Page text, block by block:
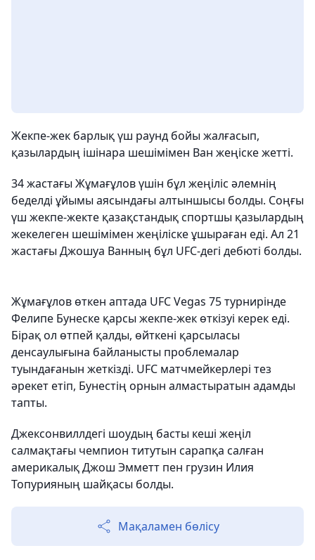
Жекпе-жек барлық үш раунд бойы жалғасып,
қазылардың ішінара шешімімен Ван жеңіске жетті.
34 жастағы Жұмағұлов үшін бұл жеңіліс әлемнің
беделді ұйымы аясындағы алтыншысы болды. Соңғы
үш жекпе-жекте қазақстандық спортшы қазылардың
жекелеген шешімімен жеңіліске ұшыраған еді. Ал 21
жастағы Джошуа Ванның бұл UFC-дегі дебюті болды.
Жұмағұлов өткен аптада UFC Vegas 75 турнирінде
Фелипе Бунеске қарсы жекпе-жек өткізуі керек еді.
Бірақ ол өтпей қалды, өйткені қарсыласы
денсаулығына байланысты проблемалар
туындағанын жеткізді. UFC матчмейкерлері тез
әрекет етіп, Бунестің орнын алмастыратын адамды
тапты.
Джексонвиллдегі шоудың басты кеші жеңіл
салмақтағы чемпион титутын сарапқа салған
америкалық Джош Эмметт пен грузин Илия
Топурияның шайқасы болды.
Мақаламен бөлісу